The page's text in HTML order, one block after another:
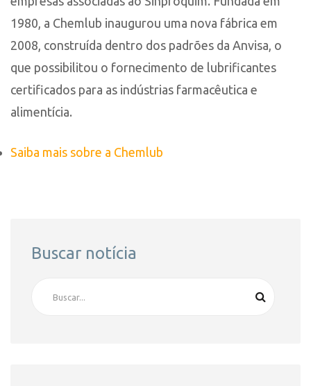
1980, a Chemlub inaugurou uma nova fábrica em
2008, construída dentro dos padrões da Anvisa, o
que possibilitou o fornecimento de lubrificantes
certificados para as indústrias farmacêutica e
alimentícia.
Saiba mais sobre a Chemlub
Buscar notícia